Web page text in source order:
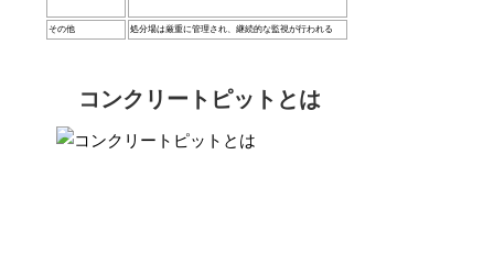
その他 処分場は厳重に管理され、継続的な監視が行われる
コンクリートピットとは